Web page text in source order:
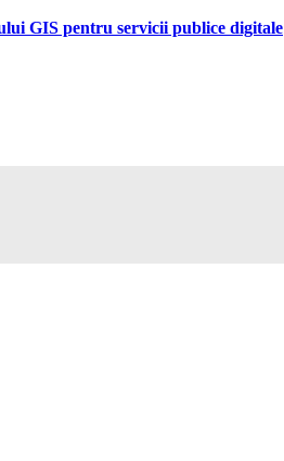
GIS pentru servicii publice digitale